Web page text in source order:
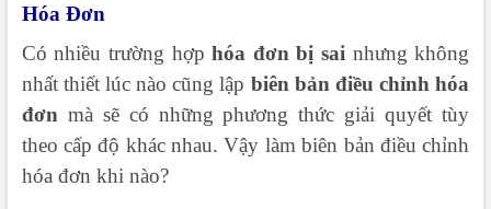
Hóa Đơn
Có nhiều trường hợphóa đơn bị sai nhưng không
nhất thiết lúc nào cũng lập biên bản điều chỉnh hóa
đơn mà sẽ có những phương thức giải quyết tùy
theo cấp độ khác nhau. Vậy làm biên bản điều chỉnh
hóa đơn khi nào?